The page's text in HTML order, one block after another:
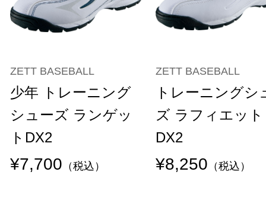
ZETT BASEBALL
少年 トレーニング
シューズ ランゲッ
トDX2
¥7,700 （税込）
ZETT BASEBALL
トレーニングシ
ズ ラフィエット
DX2
¥8,250 （税込）